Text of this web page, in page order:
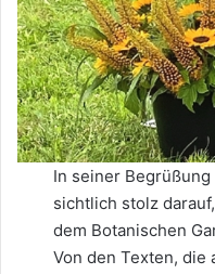
In seiner
sichtlich stolz
dem Botanischen
Von den Texten, die